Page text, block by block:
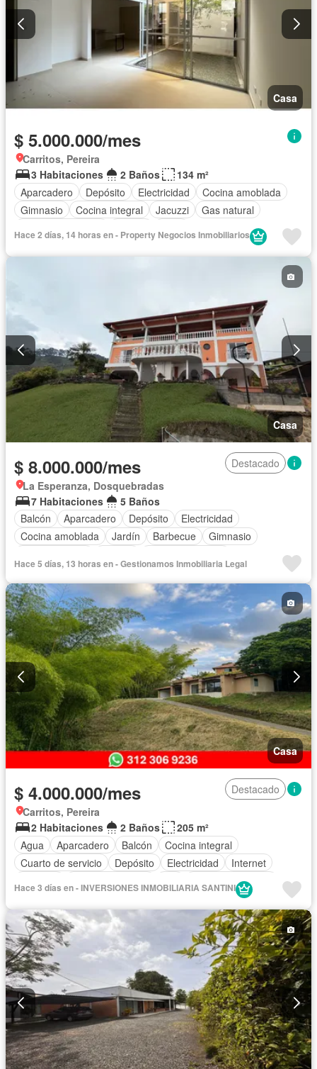
Casa
$ 5.000.000/mes
Carritos, Pereira
3 Habitaciones
2 Baños
134 m²
Aparcadero
Depósito Electricidad
Cocina amoblada
Gimnasio
Cocina integral Jacuzzi
Gas natural
Hace 2 días, 14 horas en - Property Negocios Inmobiliarios
Casa
$ 8.000.000/mes
Destacado
La Esperanza, Dosquebradas
7 Habitaciones
5 Baños
Balcón
Aparcadero Depósito
Electricidad
Cocina amoblada
Jardín Barbecue
Gimnasio
Cuarto de servicio
Piscina Patio
Hace 5 días, 13 horas en - Gestionamos Inmobiliaria Legal
Casa
$ 4.000.000/mes
Destacado
Carritos, Pereira
2 Habitaciones
2 Baños
205 m²
Agua
Aparcadero Balcón
Cocina integral
Cuarto de servicio
Depósito Electricidad
Internet
Permite mascotas
Hace 3 días en - INVERSIONES INMOBILIARIA SANTINI